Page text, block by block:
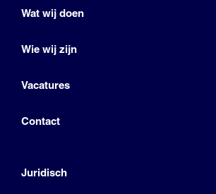
Wat wij doen
Wie wij zijn
Vacatures
Contact
Juridisch